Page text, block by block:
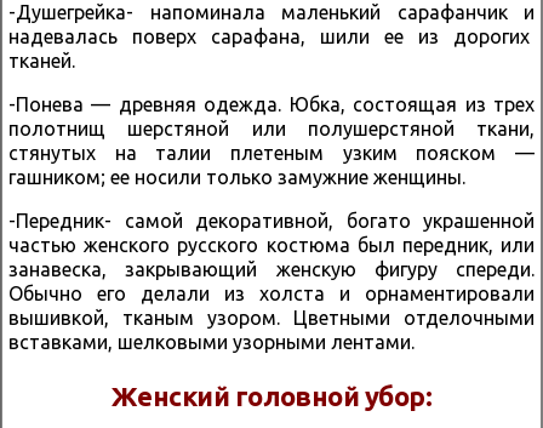
-Душегрейка- напоминала маленький сарафанчик и
надевалась поверх сарафана, шили ее из дорогих
тканей.
-Понева — древняя одежда. Юбка, состоящая из трех
полотнищ шерстяной или полушерстяной ткани,
стянутых на талии плетеным узким пояском —
гашником; ее носили только замужние женщины.
-Передник- самой декоративной, богато украшенной
частью женского русского костюма был передник, или
занавеска, закрывающий женскую фигуру спереди.
Обычно его делали из холста и орнаментировали
вышивкой, тканым узором. Цветными отделочными
вставками, шелковыми узорными лентами.
Женский головной убор: